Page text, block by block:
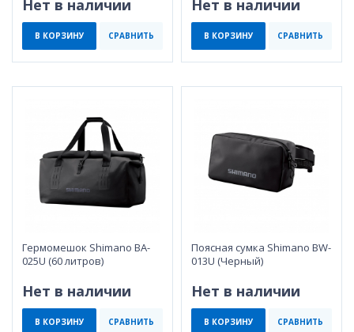
Нет в наличии
В КОРЗИНУ СРАВНИТЬ
Нет в наличии
В КОРЗИНУ СРАВНИТЬ
Гермомешок Shimano BA-
025U (60 литров)
Нет в наличии
В КОРЗИНУ СРАВНИТЬ
Поясная сумка Shimano BW-
013U (Черный)
Нет в наличии
В КОРЗИНУ СРАВНИТЬ